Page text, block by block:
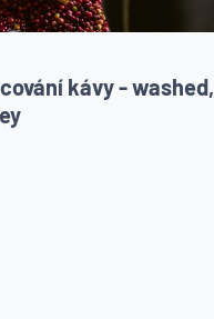
kávy - washed,